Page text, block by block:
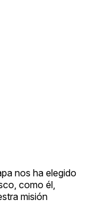
nos ha elegido
como él,
misión